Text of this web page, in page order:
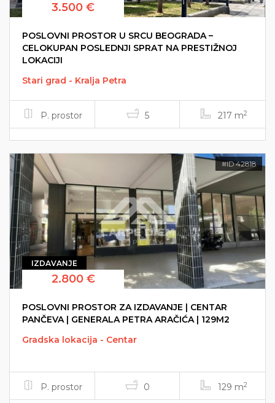
3.500 €
POSLOVNI PROSTOR U SRCU BEOGRADA –
CELOKUPAN POSLEDNJI SPRAT NA PRESTIŽNOJ
LOKACIJI
Stari grad - Kralja Petra
P. prostor 5 217 m2
#ID 42818
IZDAVANJE
2.800 €
POSLOVNI PROSTOR ZA IZDAVANJE | CENTAR
PANČEVA | GENERALA PETRA ARAČIĆA | 129M2
Gradska lokacija - Centar
P. prostor 0 129 m2